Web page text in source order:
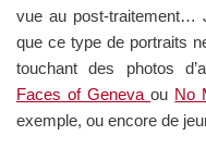
vue au post-traitement…
que ce type de portraits
touchant des photos
Faces of Genevaou No
exemple, ou encore de